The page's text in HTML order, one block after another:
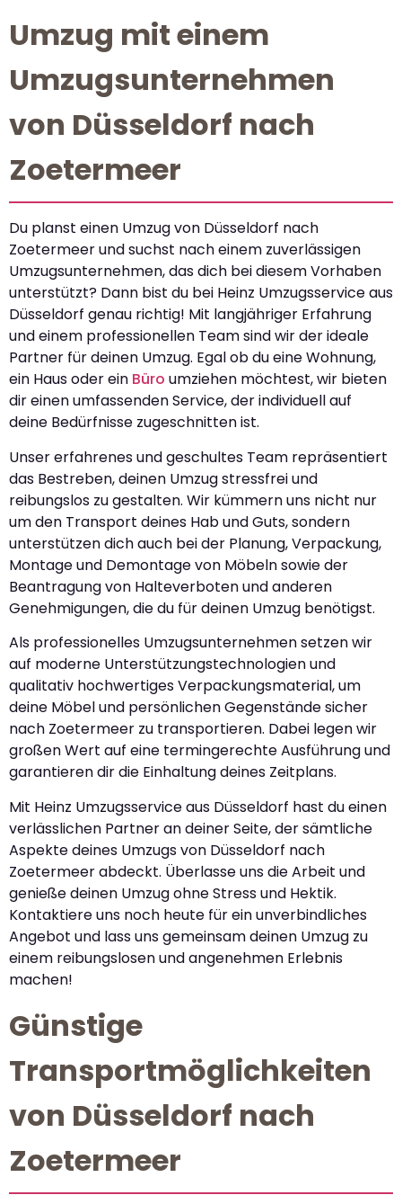
Umzug mit einem
Umzugsunternehmen
von Düsseldorf nach
Zoetermeer
Du planst einen Umzug von Düsseldorf nach
Zoetermeer und suchst nach einem zuverlässigen
Umzugsunternehmen, das dich bei diesem Vorhaben
unterstützt? Dann bist du bei Heinz Umzugsservice aus
Düsseldorf genau richtig! Mit langjähriger Erfahrung
und einem professionellen Team sind wir der ideale
Partner für deinen Umzug. Egal ob du eine Wohnung,
ein Haus oder ein Büro umziehen möchtest, wir bieten
dir einen umfassenden Service, der individuell auf
deine Bedürfnisse zugeschnitten ist.
Unser erfahrenes und geschultes Team repräsentiert
das Bestreben, deinen Umzug stressfrei und
reibungslos zu gestalten. Wir kümmern uns nicht nur
um den Transport deines Hab und Guts, sondern
unterstützen dich auch bei der Planung, Verpackung,
Montage und Demontage von Möbeln sowie der
Beantragung von Halteverboten und anderen
Genehmigungen, die du für deinen Umzug benötigst.
Als professionelles Umzugsunternehmen setzen wir
auf moderne Unterstützungstechnologien und
qualitativ hochwertiges Verpackungsmaterial, um
deine Möbel und persönlichen Gegenstände sicher
nach Zoetermeer zu transportieren. Dabei legen wir
großen Wert auf eine termingerechte Ausführung und
garantieren dir die Einhaltung deines Zeitplans.
Mit Heinz Umzugsservice aus Düsseldorf hast du einen
verlässlichen Partner an deiner Seite, der sämtliche
Aspekte deines Umzugs von Düsseldorf nach
Zoetermeer abdeckt. Überlasse uns die Arbeit und
genieße deinen Umzug ohne Stress und Hektik.
Kontaktiere uns noch heute für ein unverbindliches
Angebot und lass uns gemeinsam deinen Umzug zu
einem reibungslosen und angenehmen Erlebnis
machen!
Günstige
Transportmöglichkeiten
von Düsseldorf nach
Zoetermeer